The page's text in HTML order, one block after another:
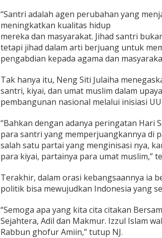
“Santri adalah agen perubahan yang
meningkatkan kualitas hidup
mereka dan masyarakat. Jihad santri
tetapi jihad dalam arti berjuang untuk
pengabdian kepada agama dan
Tak hanya itu, Neng Siti Julaiha
santri, kiyai, dan umat muslim dalam
pembangunan nasional melalui inisiasi
“Bahkan dengan adanya peringatan Hari
para santri yang memperjuangkannya di
salah satu partai yang menginisasi nya,
para kiyai, partainya para umat muslim,”
Terakhir, dalam orasi kebangsaannya ia
politik bisa mewujudkan Indonesia yang
“Semoga apa yang kita cita citakan
Sejahtera, Adil dan Makmur. Izzul Islam
Rabbun ghofur Amiin,” tutup NJ.